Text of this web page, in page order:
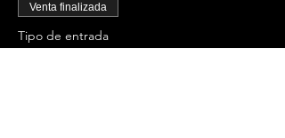
Venta finalizada
Tipo de entrada